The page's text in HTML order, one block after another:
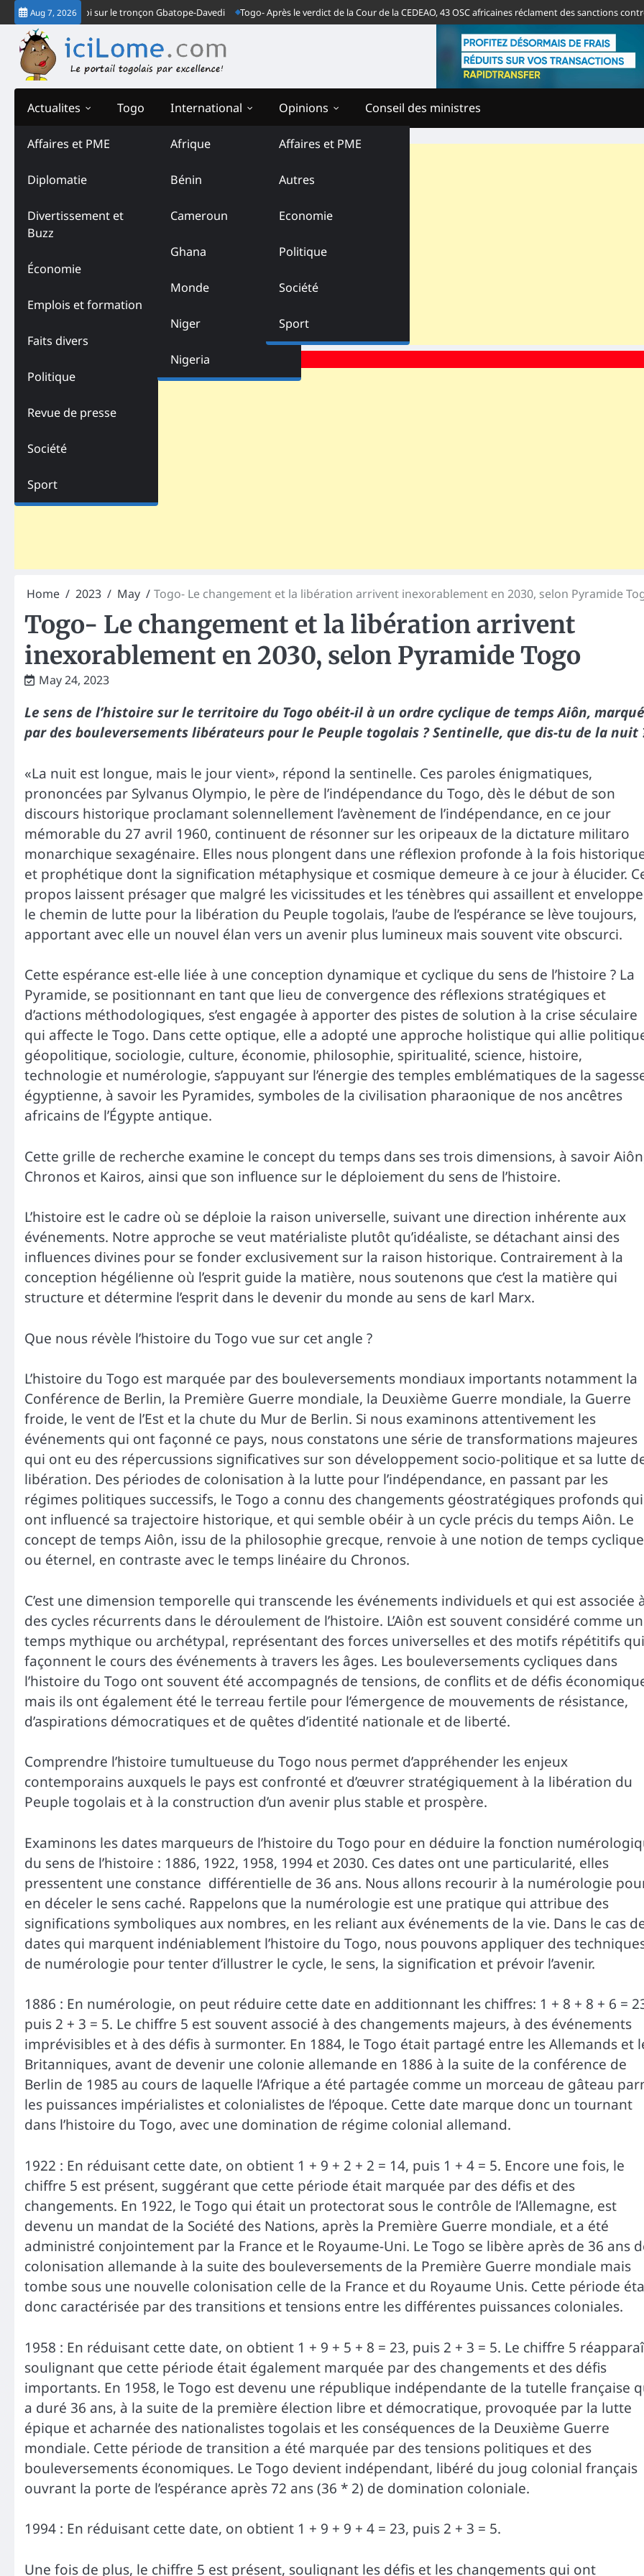
Skip
to
content
Aug 7, 2026
font la loi sur le tronçon Gbatope-Davedi Togo- Après le verdict de la Cour de la CEDEAO, 43 OSC africaines réclament des sanctions contre le
Actualites
Affaires et PME
Diplomatie
Divertissement et
Buzz
Économie
Emplois et formation
Faits divers
Politique
Revue de presse
Société
Sport
Togo International
Afrique
Bénin
Cameroun
Ghana
Monde
Niger
Nigeria
Opinions
Affaires et PME
Autres
Economie
Politique
Société
Sport
Conseil des ministres
Home 2023 May Togo- Le changement et la libération arrivent inexorablement en 2030, selon Pyramide
Togo- Le changement et la libération arrivent
inexorablement en 2030, selon Pyramide Togo
May 24, 2023
Le sens de l’histoire sur le territoire du Togo obéit-il à un ordre cyclique de temps Aiôn, marqué
par des bouleversements libérateurs pour le Peuple togolais ? Sentinelle, que dis-tu de la nuit
«La nuit est longue, mais le jour vient», répond la sentinelle. Ces paroles énigmatiques,
prononcées par Sylvanus Olympio, le père de l’indépendance du Togo, dès le début de son
discours historique proclamant solennellement l’avènement de l’indépendance, en ce jour
mémorable du 27 avril 1960, continuent de résonner sur les oripeaux de la dictature militaro
monarchique sexagénaire. Elles nous plongent dans une réflexion profonde à la fois
et prophétique dont la signification métaphysique et cosmique demeure à ce jour à élucider.
propos laissent présager que malgré les vicissitudes et les ténèbres qui assaillent et
le chemin de lutte pour la libération du Peuple togolais, l’aube de l’espérance se lève toujours,
apportant avec elle un nouvel élan vers un avenir plus lumineux mais souvent vite obscurci.
Cette espérance est-elle liée à une conception dynamique et cyclique du sens de l’histoire ? La
Pyramide, se positionnant en tant que lieu de convergence des réflexions stratégiques et
d’actions méthodologiques, s’est engagée à apporter des pistes de solution à la crise séculaire
qui affecte le Togo. Dans cette optique, elle a adopté une approche holistique qui allie
géopolitique, sociologie, culture, économie, philosophie, spiritualité, science, histoire,
technologie et numérologie, s’appuyant sur l’énergie des temples emblématiques de la
égyptienne, à savoir les Pyramides, symboles de la civilisation pharaonique de nos ancêtres
africains de l’Égypte antique.
Cette grille de recherche examine le concept du temps dans ses trois dimensions, à savoir
Chronos et Kairos, ainsi que son influence sur le déploiement du sens de l’histoire.
L’histoire est le cadre où se déploie la raison universelle, suivant une direction inhérente aux
événements. Notre approche se veut matérialiste plutôt qu’idéaliste, se détachant ainsi des
influences divines pour se fonder exclusivement sur la raison historique. Contrairement à la
conception hégélienne où l’esprit guide la matière, nous soutenons que c’est la matière qui
structure et détermine l’esprit dans le devenir du monde au sens de karl Marx.
Que nous révèle l’histoire du Togo vue sur cet angle ?
L’histoire du Togo est marquée par des bouleversements mondiaux importants notamment la
Conférence de Berlin, la Première Guerre mondiale, la Deuxième Guerre mondiale, la Guerre
froide, le vent de l’Est et la chute du Mur de Berlin. Si nous examinons attentivement les
événements qui ont façonné ce pays, nous constatons une série de transformations majeures
qui ont eu des répercussions significatives sur son développement socio-politique et sa lutte
libération. Des périodes de colonisation à la lutte pour l’indépendance, en passant par les
régimes politiques successifs, le Togo a connu des changements géostratégiques profonds qui
ont influencé sa trajectoire historique, et qui semble obéir à un cycle précis du temps Aiôn. Le
concept de temps Aiôn, issu de la philosophie grecque, renvoie à une notion de temps cyclique
ou éternel, en contraste avec le temps linéaire du Chronos.
C’est une dimension temporelle qui transcende les événements individuels et qui est associée
des cycles récurrents dans le déroulement de l’histoire. L’Aiôn est souvent considéré comme un
temps mythique ou archétypal, représentant des forces universelles et des motifs répétitifs qui
façonnent le cours des événements à travers les âges. Les bouleversements cycliques dans
l’histoire du Togo ont souvent été accompagnés de tensions, de conflits et de défis
mais ils ont également été le terreau fertile pour l’émergence de mouvements de résistance,
d’aspirations démocratiques et de quêtes d’identité nationale et de liberté.
Comprendre l’histoire tumultueuse du Togo nous permet d’appréhender les enjeux
contemporains auxquels le pays est confronté et d’œuvrer stratégiquement à la libération du
Peuple togolais et à la construction d’un avenir plus stable et prospère.
Examinons les dates marqueurs de l’histoire du Togo pour en déduire la fonction
du sens de l’histoire : 1886, 1922, 1958, 1994 et 2030. Ces dates ont une particularité, elles
pressentent une constance différentielle de 36 ans. Nous allons recourir à la numérologie
en déceler le sens caché. Rappelons que la numérologie est une pratique qui attribue des
significations symboliques aux nombres, en les reliant aux événements de la vie. Dans le cas
dates qui marquent indéniablement l’histoire du Togo, nous pouvons appliquer des
de numérologie pour tenter d’illustrer le cycle, le sens, la signification et prévoir l’avenir.
1886 : En numérologie, on peut réduire cette date en additionnant les chiffres: 1 + 8 + 8 + 6 =
puis 2 + 3 = 5. Le chiffre 5 est souvent associé à des changements majeurs, à des événements
imprévisibles et à des défis à surmonter. En 1884, le Togo était partagé entre les Allemands et
Britanniques, avant de devenir une colonie allemande en 1886 à la suite de la conférence de
Berlin de 1985 au cours de laquelle l’Afrique a été partagée comme un morceau de gâteau
les puissances impérialistes et colonialistes de l’époque. Cette date marque donc un tournant
dans l’histoire du Togo, avec une domination de régime colonial allemand.
1922 : En réduisant cette date, on obtient 1 + 9 + 2 + 2 = 14, puis 1 + 4 = 5. Encore une fois, le
chiffre 5 est présent, suggérant que cette période était marquée par des défis et des
changements. En 1922, le Togo qui était un protectorat sous le contrôle de l’Allemagne, est
devenu un mandat de la Société des Nations, après la Première Guerre mondiale, et a été
administré conjointement par la France et le Royaume-Uni. Le Togo se libère après de 36 ans
colonisation allemande à la suite des bouleversements de la Première Guerre mondiale mais
tombe sous une nouvelle colonisation celle de la France et du Royaume Unis. Cette période
donc caractérisée par des transitions et tensions entre les différentes puissances coloniales.
1958 : En réduisant cette date, on obtient 1 + 9 + 5 + 8 = 23, puis 2 + 3 = 5. Le chiffre 5
soulignant que cette période était également marquée par des changements et des défis
importants. En 1958, le Togo est devenu une république indépendante de la tutelle française
a duré 36 ans, à la suite de la première élection libre et démocratique, provoquée par la lutte
épique et acharnée des nationalistes togolais et les conséquences de la Deuxième Guerre
mondiale. Cette période de transition a été marquée par des tensions politiques et des
bouleversements économiques. Le Togo devient indépendant, libéré du joug colonial français
ouvrant la porte de l’espérance après 72 ans (36 * 2) de domination coloniale.
1994 : En réduisant cette date, on obtient 1 + 9 + 9 + 4 = 23, puis 2 + 3 = 5.
Une fois de plus, le chiffre 5 est présent, soulignant les défis et les changements qui ont